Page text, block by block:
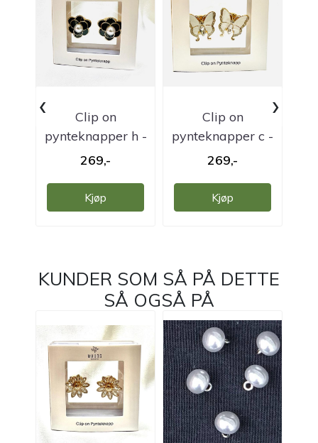
Clip on
pynteknapper h -
pk.2 stk.
269,-
Kjøp
Clip on
pynteknapper c -
pk.2 stk.
269,-
Kjøp
‹ ›
KUNDER SOM SÅ PÅ DETTE
SÅ OGSÅ PÅ